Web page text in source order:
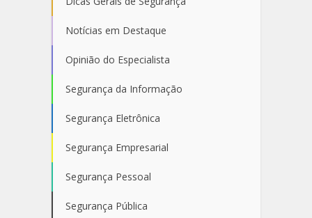
Notícias em Destaque
Opinião do Especialista
Segurança da Informação
Segurança Eletrônica
Segurança Empresarial
Segurança Pessoal
Segurança Pública